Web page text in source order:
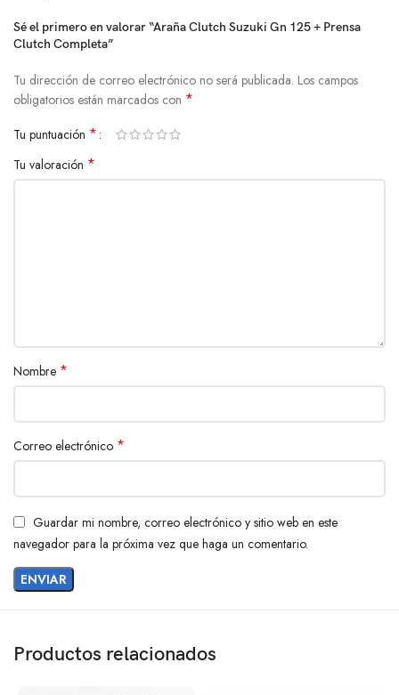
Sé el primero en valorar “Araña Clutch Suzuki Gn 125 + Prensa
Clutch Completa”
Tu dirección de correo electrónico no será publicada. Los campos
obligatorios están marcados con *
Tu puntuación *
Tu valoración *
Nombre *
Correo electrónico *
Guardar mi nombre, correo electrónico y sitio web en este
navegador para la próxima vez que haga un comentario.
Productos relacionados